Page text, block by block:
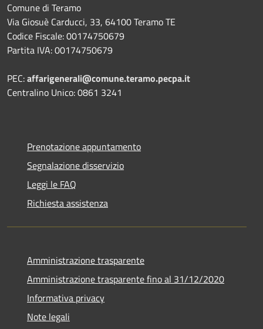
Comune di Teramo
Via Giosuè Carducci, 33, 64100 Teramo TE
Codice Fiscale: 00174750679
Partita IVA: 00174750679
PEC:affarigenerali@comune.teramo.pecpa.it
Centralino Unico: 0861 3241
Prenotazione appuntamento
Segnalazione disservizio
Leggi le FAQ
Richiesta assistenza
Amministrazione trasparente
Amministrazione trasparente fino al 31/12/2020
Informativa privacy
Note legali